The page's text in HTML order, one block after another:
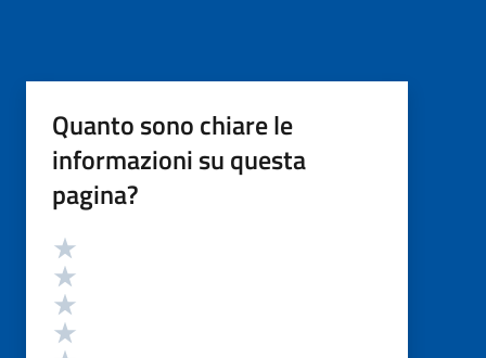
Quanto sono chiare le
informazioni su questa
pagina?
Valutazione